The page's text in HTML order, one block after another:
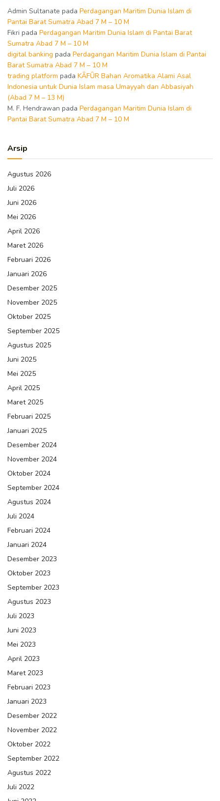
Admin Sultanate pada Perdagangan Maritim Dunia Islam di
Pantai Barat Sumatra Abad 7 M – 10 M
Fikri pada Perdagangan Maritim Dunia Islam di Pantai Barat
Sumatra Abad 7 M – 10 M
digital banking pada Perdagangan Maritim Dunia Islam di Pantai
Barat Sumatra Abad 7 M – 10 M
trading platform pada KȂFȖR Bahan Aromatika Alami Asal
Indonesia untuk Dunia Islam masa Umayyah dan Abbasiyah
(Abad 7 M – 13 M)
M. F. Hendrawan pada Perdagangan Maritim Dunia Islam di
Pantai Barat Sumatra Abad 7 M – 10 M
Arsip
Agustus 2026
Juli 2026
Juni 2026
Mei 2026
April 2026
Maret 2026
Februari 2026
Januari 2026
Desember 2025
November 2025
Oktober 2025
September 2025
Agustus 2025
Juni 2025
Mei 2025
April 2025
Maret 2025
Februari 2025
Januari 2025
Desember 2024
November 2024
Oktober 2024
September 2024
Agustus 2024
Juli 2024
Februari 2024
Januari 2024
Desember 2023
Oktober 2023
September 2023
Agustus 2023
Juli 2023
Juni 2023
Mei 2023
April 2023
Maret 2023
Februari 2023
Januari 2023
Desember 2022
November 2022
Oktober 2022
September 2022
Agustus 2022
Juli 2022